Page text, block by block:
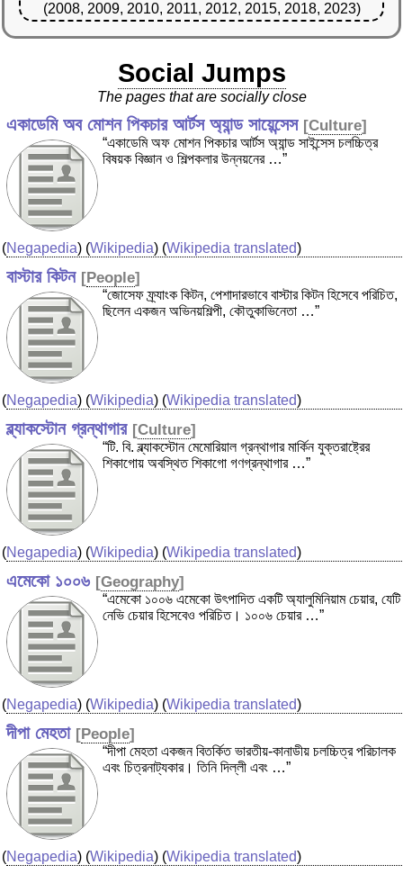
(2008, 2009, 2010, 2011, 2012, 2015, 2018, 2023)
Social Jumps
The pages that are socially close
একাডেমি অব মোশন পিকচার আর্টস অ্যান্ড সায়েন্সেস [Culture]
“একাডেমি অফ মোশন পিকচার আর্টস অ্যান্ড সাইন্সেস চলচ্চিত্র
বিষয়ক বিজ্ঞান ও শিল্পকলার উন্নয়নের …”
(Negapedia) (Wikipedia) (Wikipedia translated)
বাস্টার কিটন [People]
“জোসেফ ফ্র্যাংক কিটন, পেশাদারভাবে বাস্টার কিটন হিসেবে পরিচিত,
ছিলেন একজন অভিনয়শিল্পী, কৌতুকাভিনেতা …”
(Negapedia) (Wikipedia) (Wikipedia translated)
ব্ল্যাকস্টোন গ্রন্থাগার [Culture]
“টি. বি. ব্ল্যাকস্টোন মেমোরিয়াল গ্রন্থাগার মার্কিন যুক্তরাষ্ট্রের
শিকাগোয় অবস্থিত শিকাগো গণগ্রন্থাগার …”
(Negapedia) (Wikipedia) (Wikipedia translated)
এমেকো ১০০৬ [Geography]
“এমেকো ১০০৬ এমেকো উৎপাদিত একটি অ্যালুমিনিয়াম চেয়ার, যেটি
নেভি চেয়ার হিসেবেও পরিচিত। ১০০৬ চেয়ার …”
(Negapedia) (Wikipedia) (Wikipedia translated)
দীপা মেহতা [People]
“দীপা মেহতা একজন বিতর্কিত ভারতীয়-কানাডীয় চলচ্চিত্র পরিচালক
এবং চিত্রনাট্যকার। তিনি দিল্লী এবং …”
(Negapedia) (Wikipedia) (Wikipedia translated)